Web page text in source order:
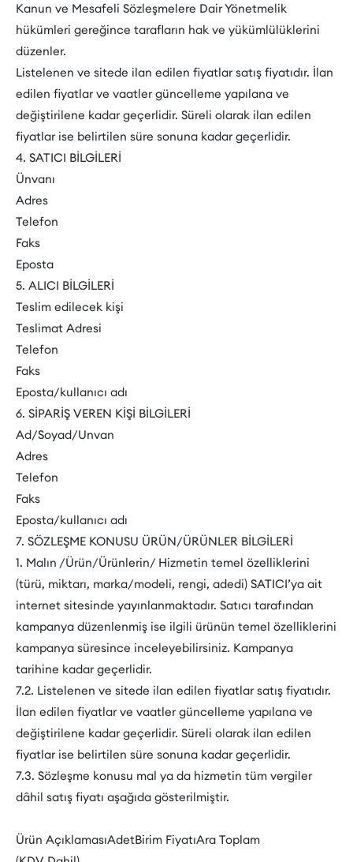
Kanun ve Mesafeli Sözleşmelere Dair Yönetmelik
hükümleri gereğince tarafların hak ve yükümlülüklerini
düzenler.
Listelenen ve sitede ilan edilen fiyatlar satış fiyatıdır. İlan
edilen fiyatlar ve vaatler güncelleme yapılana ve
değiştirilene kadar geçerlidir. Süreli olarak ilan edilen
fiyatlar ise belirtilen süre sonuna kadar geçerlidir.
4. SATICI BİLGİLERİ
Ünvanı
Adres
Telefon
Faks
Eposta
5. ALICI BİLGİLERİ
Teslim edilecek kişi
Teslimat Adresi
Telefon
Faks
Eposta/kullanıcı adı
6. SİPARİŞ VEREN KİŞİ BİLGİLERİ
Ad/Soyad/Unvan
Adres
Telefon
Faks
Eposta/kullanıcı adı
7. SÖZLEŞME KONUSU ÜRÜN/ÜRÜNLER BİLGİLERİ
1. Malın /Ürün/Ürünlerin/ Hizmetin temel özelliklerini
(türü, miktarı, marka/modeli, rengi, adedi) SATICI’ya ait
internet sitesinde yayınlanmaktadır. Satıcı tarafından
kampanya düzenlenmiş ise ilgili ürünün temel özelliklerini
kampanya süresince inceleyebilirsiniz. Kampanya
tarihine kadar geçerlidir.
7.2. Listelenen ve sitede ilan edilen fiyatlar satış fiyatıdır.
İlan edilen fiyatlar ve vaatler güncelleme yapılana ve
değiştirilene kadar geçerlidir. Süreli olarak ilan edilen
fiyatlar ise belirtilen süre sonuna kadar geçerlidir.
7.3. Sözleşme konusu mal ya da hizmetin tüm vergiler
dâhil satış fiyatı aşağıda gösterilmiştir.
Ürün AçıklamasıAdetBirim FiyatıAra Toplam